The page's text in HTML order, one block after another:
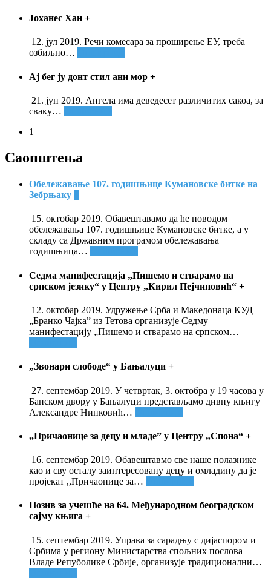
Јоханес Хан +
12. јул 2019. Речи комесара за проширење ЕУ, треба
озбиљно…
Ај бег ју донт стил ани мор +
21. јун 2019. Ангела има деведесет различитих сакоа, за
сваку…
1
Саопштења
Обележавање 107. годишњице Кумановске битке на
Зебрњаку
15. октобар 2019. Обавештавамо да ће поводом
обележавања 107. годишњице Кумановске битке, а у
складу са Државним програмом обележавања
годишњица…
Седма манифестација „Пишемо и стварамо на
српском језику“ у Центру „Кирил Пејчиновић“ +
12. октобар 2019. Удружење Срба и Македонаца КУД
„Бранко Чајка” из Тетова организује Седму
манифестацију „Пишемо и стварамо на српском…
„Звонари слободе“ у Бањалуци +
27. септембар 2019. У четвртак, 3. октобра у 19 часова у
Банском двору у Бањалуци представљамо дивну књигу
Александре Нинковић…
,,Причаонице за децу и младе” у Центру „Спона“ +
16. септембар 2019. Обавештавмо све наше полазнике
као и сву осталу заинтересовану децу и омладину да је
пројекат ,,Причаонице за…
Позив за учешће на 64. Међународном београдском
сајму књига +
15. септембар 2019. Управа за сарадњу с дијаспором и
Србима у региону Министарства спољних послова
Владе Репуболике Србије, организује традиционални…